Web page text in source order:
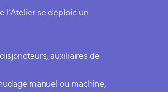
se déploie un
auxiliaires de
manuel ou machine,